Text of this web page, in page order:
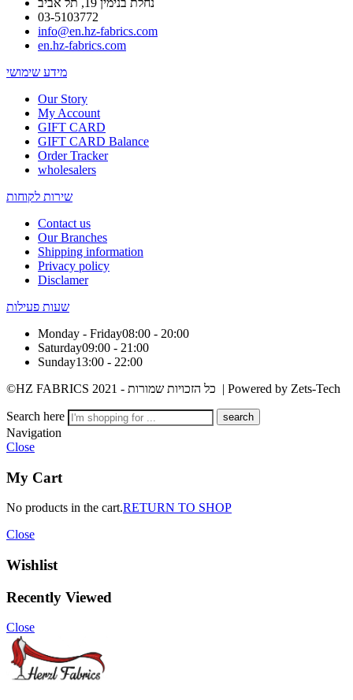
03-5103772
info@en.hz-fabrics.com
en.hz-fabrics.com
מידע שימושי
Our Story
My Account
GIFT CARD
GIFT CARD Balance
Order Tracker
wholesalers
שירות לקוחות
Contact us
Our Branches
Shipping information
Privacy policy
Disclamer
שעות פעילות
Monday - Friday08:00 - 20:00
Saturday09:00 - 21:00
Sunday13:00 - 22:00
©HZ FABRICS 2021 - כל הזכויות שמורות | Powered by Zets-Tech
Search here
Navigation
Close
My Cart
No products in the cart.RETURN TO SHOP
Close
Wishlist
Recently Viewed
Close